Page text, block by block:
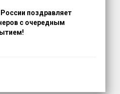
поздравляет
с очередным